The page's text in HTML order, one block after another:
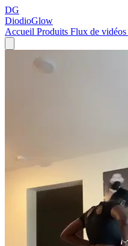
DG
DiodioGlow
Accueil Produits Flux de vidéos